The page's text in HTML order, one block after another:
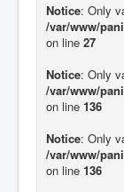
Notice: Only
/var/www/
on line 27
Notice: Only
/var/www/
on line 136
Notice: Only
/var/www/
on line 136